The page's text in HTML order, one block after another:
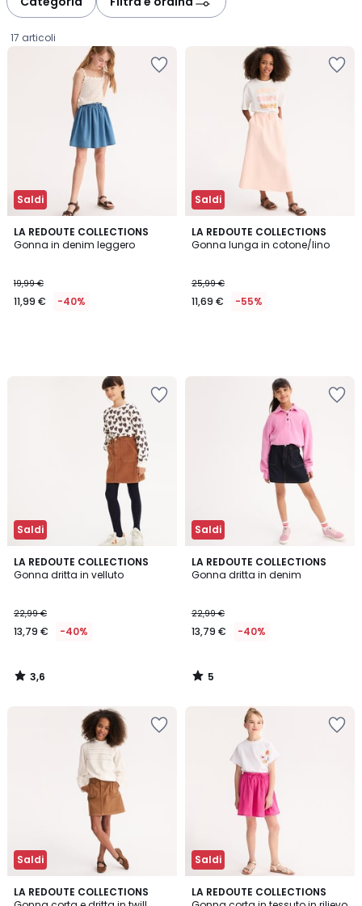
17 articoli
Saldi
LA REDOUTE COLLECTIONS
Gonna in denim leggero
€
Invece
19,99 €
11,99 € -40%
Saldi
LA REDOUTE COLLECTIONS
Gonna lunga in cotone/lino
25,99 €
11,69 € -55%
Saldi
LA REDOUTE COLLECTIONS
Gonna dritta in velluto
22,99 €
13,79 € -40%
3,6
/ 5
3,6
/
Saldi
LA REDOUTE COLLECTIONS
Gonna dritta in denim
22,99 €
13,79 € -40%
5
/
5
/
Saldi
LA REDOUTE COLLECTIONS
2
Saldi
LA REDOUTE COLLECTIONS